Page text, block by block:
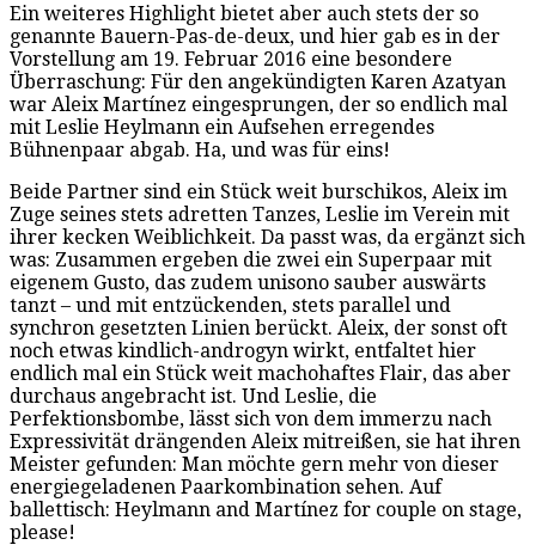
Ein weiteres Highlight bietet aber auch stets der so
genannte Bauern-Pas-de-deux, und hier gab es in der
Vorstellung am 19. Februar 2016 eine besondere
Überraschung: Für den angekündigten Karen Azatyan
war Aleix Martínez eingesprungen, der so endlich mal
mit Leslie Heylmann ein Aufsehen erregendes
Bühnenpaar abgab. Ha, und was für eins!
Beide Partner sind ein Stück weit burschikos, Aleix im
Zuge seines stets adretten Tanzes, Leslie im Verein mit
ihrer kecken Weiblichkeit. Da passt was, da ergänzt sich
was: Zusammen ergeben die zwei ein Superpaar mit
eigenem Gusto, das zudem unisono sauber auswärts
tanzt – und mit entzückenden, stets parallel und
synchron gesetzten Linien berückt. Aleix, der sonst oft
noch etwas kindlich-androgyn wirkt, entfaltet hier
endlich mal ein Stück weit machohaftes Flair, das aber
durchaus angebracht ist. Und Leslie, die
Perfektionsbombe, lässt sich von dem immerzu nach
Expressivität drängenden Aleix mitreißen, sie hat ihren
Meister gefunden: Man möchte gern mehr von dieser
energiegeladenen Paarkombination sehen. Auf
ballettisch: Heylmann and Martínez for couple on stage,
please!